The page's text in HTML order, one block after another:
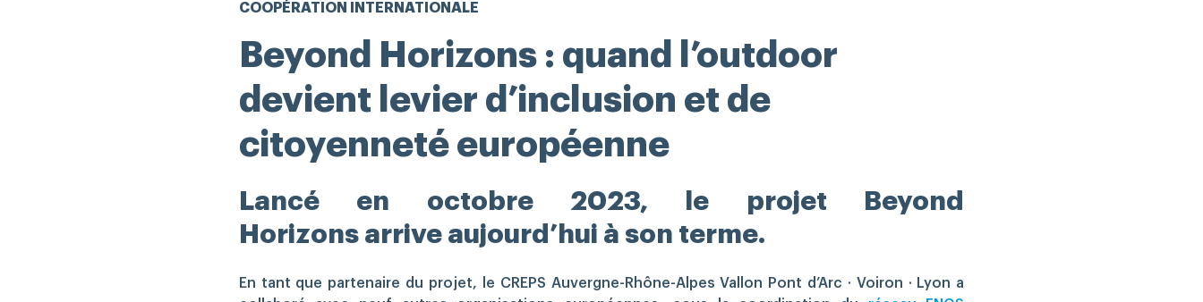
COOPÉRATION INTERNATIONALE
Beyond Horizons : quand l’outdoor
devient levier d’inclusion et de
citoyenneté européenne
Lancé en octobre 2023, le projet Beyond
Horizons arrive aujourd’hui à son terme.
En tant que partenaire du projet, le CREPS Auvergne-Rhône-Alpes Vallon Pont d’Arc · Voiron · Lyon a